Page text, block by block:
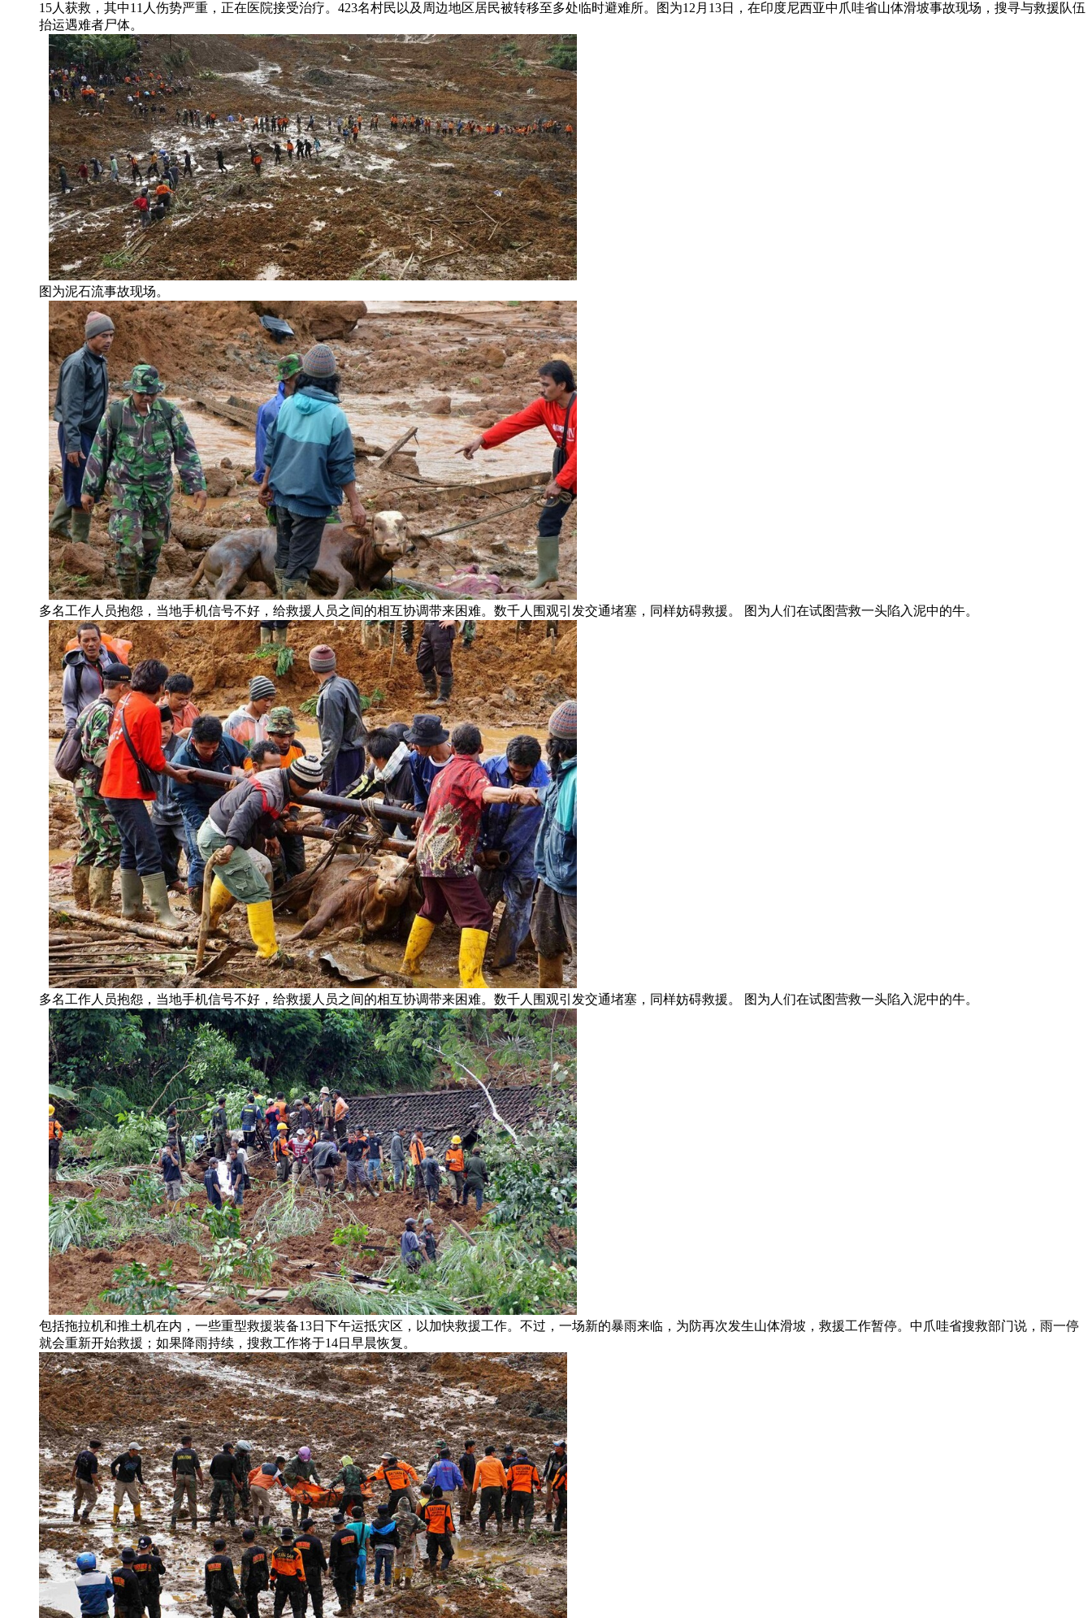
15人获救，其中11人伤势严重，正在医院接受治疗。423名村民以及周边地区居民被转移至多处临时避难所。图为12月13日，在印度尼西亚中爪哇省山体滑坡事故现场，搜寻与救援队伍
抬运遇难者尸体。
图为泥石流事故现场。
多名工作人员抱怨，当地手机信号不好，给救援人员之间的相互协调带来困难。数千人围观引发交通堵塞，同样妨碍救援。 图为人们在试图营救一头陷入泥中的牛。
多名工作人员抱怨，当地手机信号不好，给救援人员之间的相互协调带来困难。数千人围观引发交通堵塞，同样妨碍救援。 图为人们在试图营救一头陷入泥中的牛。
包括拖拉机和推土机在内，一些重型救援装备13日下午运抵灾区，以加快救援工作。不过，一场新的暴雨来临，为防再次发生山体滑坡，救援工作暂停。中爪哇省搜救部门说，雨一停
就会重新开始救援；如果降雨持续，搜救工作将于14日早晨恢复。